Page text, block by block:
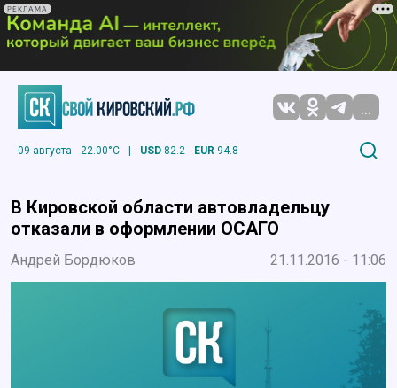
РЕКЛАМА
...
09 августа 22.00°C | USD 82.2 EUR 94.8
В Кировской области автовладельцу
отказали в оформлении ОСАГО
Андрей Бордюков 21.11.2016 - 11:06